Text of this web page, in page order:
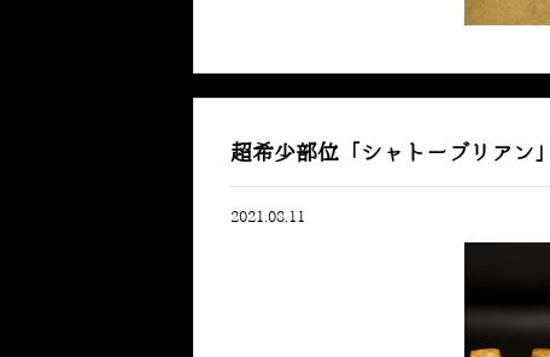
超希少部位「シャトーブリア
2021.08.11